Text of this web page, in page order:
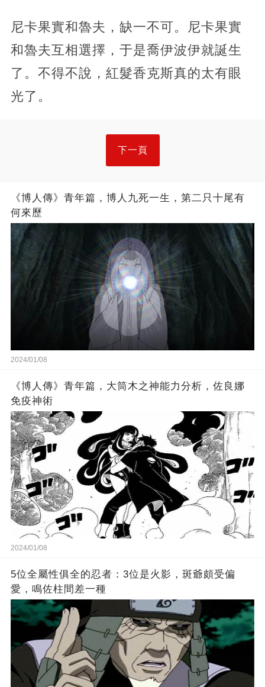
尼卡果實和魯夫，缺一不可。尼卡果實
和魯夫互相選擇，于是喬伊波伊就誕生
了。不得不說，紅髮香克斯真的太有眼
光了。
下一頁
《博人傳》青年篇，博人九死一生，第二只十尾有
何來歷
2024/01/08
《博人傳》青年篇，大筒木之神能力分析，佐良娜
免疫神術
2024/01/08
5位全屬性俱全的忍者：3位是火影，斑爺頗受偏
愛，鳴佐柱間差一種